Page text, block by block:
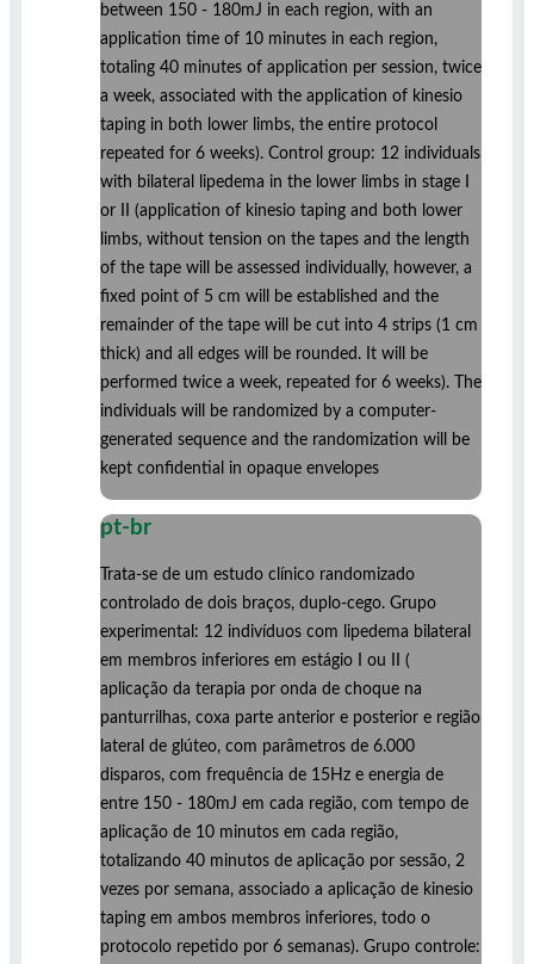
between 150 - 180mJ in each region, with an
application time of 10 minutes in each region,
totaling 40 minutes of application per session, twice
a week, associated with the application of kinesio
taping in both lower limbs, the entire protocol
repeated for 6 weeks). Control group: 12 individuals
with bilateral lipedema in the lower limbs in stage I
or II (application of kinesio taping and both lower
limbs, without tension on the tapes and the length
of the tape will be assessed individually, however, a
fixed point of 5 cm will be established and the
remainder of the tape will be cut into 4 strips (1 cm
thick) and all edges will be rounded. It will be
performed twice a week, repeated for 6 weeks). The
individuals will be randomized by a computer-
generated sequence and the randomization will be
kept confidential in opaque envelopes
pt-br
Trata-se de um estudo clínico randomizado
controlado de dois braços, duplo-cego. Grupo
experimental: 12 indivíduos com lipedema bilateral
em membros inferiores em estágio I ou II (
aplicação da terapia por onda de choque na
panturrilhas, coxa parte anterior e posterior e região
lateral de glúteo, com parâmetros de 6.000
disparos, com frequência de 15Hz e energia de
entre 150 - 180mJ em cada região, com tempo de
aplicação de 10 minutos em cada região,
totalizando 40 minutos de aplicação por sessão, 2
vezes por semana, associado a aplicação de kinesio
taping em ambos membros inferiores, todo o
protocolo repetido por 6 semanas). Grupo controle: